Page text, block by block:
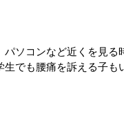
ソコンなど近くを見る
でも腰痛を訴える子も